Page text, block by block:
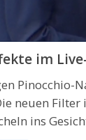
im
Pinocchio-
neuen
ins